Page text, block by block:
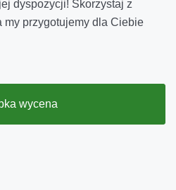
dyspozycji! Skorzystaj z
my przygotujemy dla Ciebie
wycena